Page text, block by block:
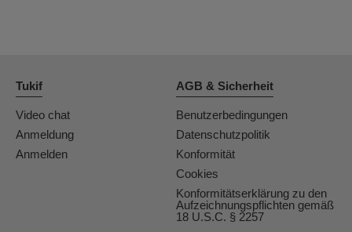
Tukif
Video chat
Anmeldung
Anmelden
AGB & Sicherheit
Benutzerbedingungen
Datenschutzpolitik
Konformität
Cookies
Konformitätserklärung zu den
Aufzeichnungspflichten gemäß
18 U.S.C. § 2257